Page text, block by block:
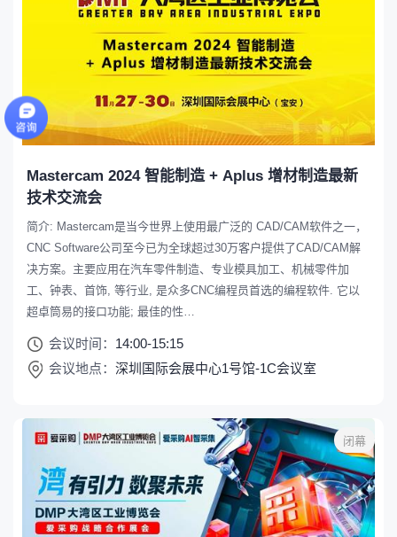
Mastercam 2024 智能制造 + Aplus 增材制造最新
技术交流会
简介: Mastercam是当今世界上使用最广泛的 CAD/CAM软件之一，
CNC Software公司至今已为全球超过30万客户提供了CAD/CAM解
决方案。主要应用在汽车零件制造、专业模具加工、机械零件加
工、钟表、首饰, 等行业, 是众多CNC编程员首选的编程软件. 它以
超卓筒易的接口功能; 最佳的性…
会议时间： 14:00-15:15
会议地点： 深圳国际会展中心1号馆-1C会议室
闭幕